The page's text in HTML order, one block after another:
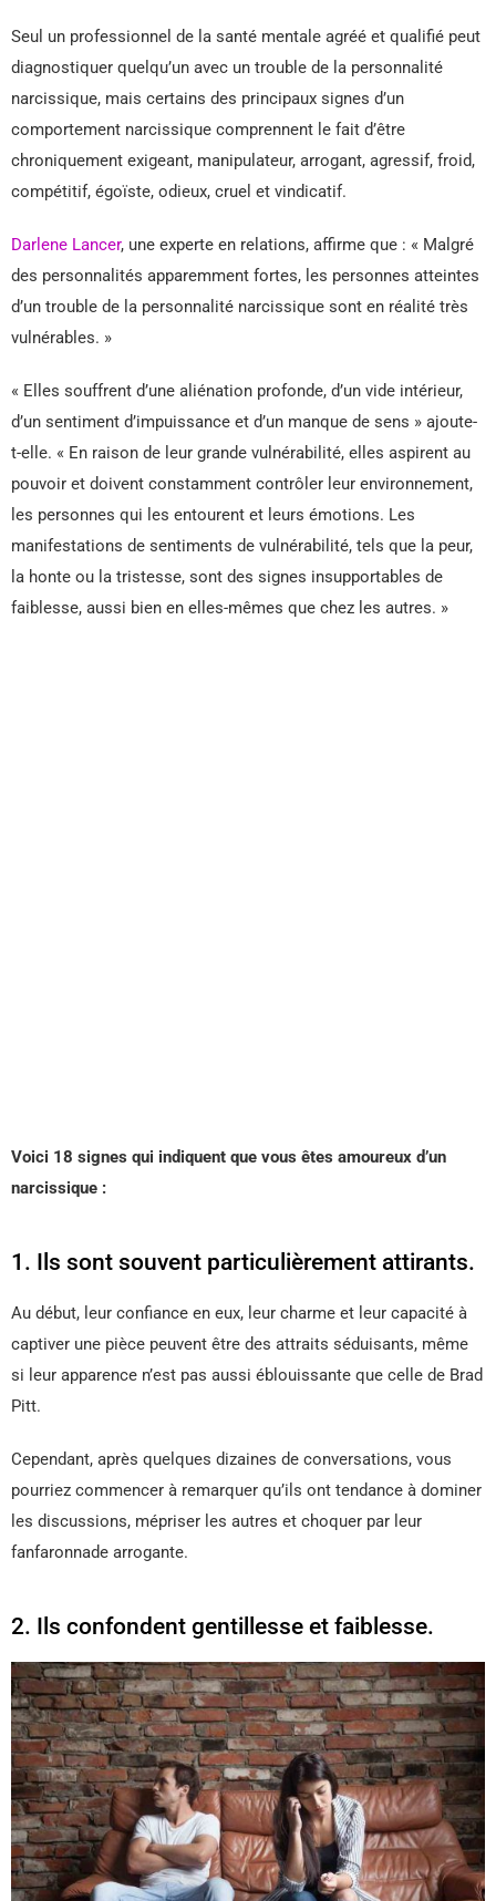
Seul un professionnel de la santé mentale agréé et qualifié peut
diagnostiquer quelqu’un avec un trouble de la personnalité
narcissique, mais certains des principaux signes d’un
comportement narcissique comprennent le fait d’être
chroniquement exigeant, manipulateur, arrogant, agressif, froid,
compétitif, égoïste, odieux, cruel et vindicatif.
Darlene Lancer, une experte en relations, affirme que : « Malgré
des personnalités apparemment fortes, les personnes atteintes
d’un trouble de la personnalité narcissique sont en réalité très
vulnérables. »
« Elles souffrent d’une aliénation profonde, d’un vide intérieur,
d’un sentiment d’impuissance et d’un manque de sens » ajoute-
t-elle. « En raison de leur grande vulnérabilité, elles aspirent au
pouvoir et doivent constamment contrôler leur environnement,
les personnes qui les entourent et leurs émotions. Les
manifestations de sentiments de vulnérabilité, tels que la peur,
la honte ou la tristesse, sont des signes insupportables de
faiblesse, aussi bien en elles-mêmes que chez les autres. »
Voici 18 signes qui indiquent que vous êtes amoureux d’un
narcissique :
1. Ils sont souvent particulièrement attirants.
Au début, leur confiance en eux, leur charme et leur capacité à
captiver une pièce peuvent être des attraits séduisants, même
si leur apparence n’est pas aussi éblouissante que celle de Brad
Pitt.
Cependant, après quelques dizaines de conversations, vous
pourriez commencer à remarquer qu’ils ont tendance à dominer
les discussions, mépriser les autres et choquer par leur
fanfaronnade arrogante.
2. Ils confondent gentillesse et faiblesse.